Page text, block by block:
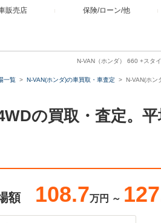
販売店 保険/ローン/他
N-VAN（ホンダ） 660 +スタ
一覧 N-VAN(ホンダ)の車買取・車査定 N-VAN(ホン
の買取・査定。
額 108.7万円 ～